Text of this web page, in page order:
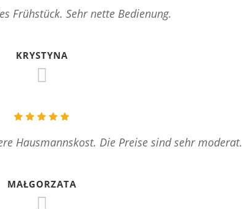
Frühstück. Sehr nette Bedienung.
KRYSTYNA
Hausmannskost. Die Preise sind sehr moderat.
MAŁGORZATA